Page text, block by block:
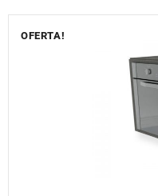
OFERTA!